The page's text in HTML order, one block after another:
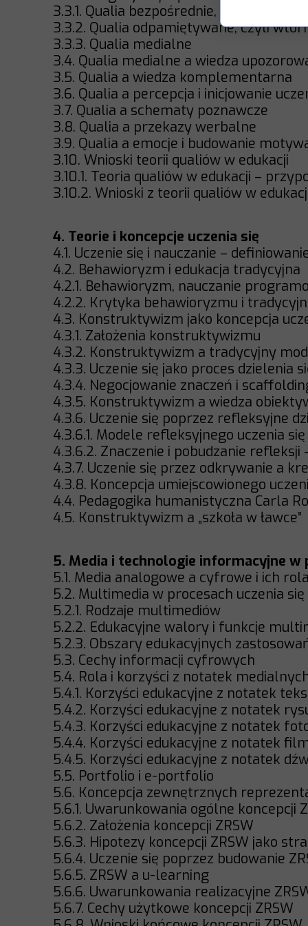
3.3.1. Qualia bezpośrednie,
3.3.2. Qualia odpamiętywane, czyli
3.3.3. Qualia medialne
3.4. Qualia medialne a wiedza
3.5. Qualia a wiedza komplementarna
3.6. Qualia a percepcja i inicjowanie
3.7. Qualia a schematy poznawcze
3.8. Qualia a przekazy werbalne
3.9. Qualia a emocje i budowanie
3.10. Wnioski teorii qualiów w edukacji
3.10.1. Teoria qualiów w edukacji –
3.10.2. Wnioski z teorii qualiów w
4. Teorie i koncepcje uczenia się
4.1. Uczenie się i nauczanie –
4.2. Behawioryzm i edukacja tradycyjna
4.2.1. Behawioryzm, nauczanie
4.2.2. Krytyka behawioryzmu i
4.3. Konstruktywizm jako koncepcja
4.3.1. Założenia konstruktywizmu
4.3.2. Konstruktywizm a tradycyjny
4.3.3. Uczenie się jako proces dzielenia
4.3.4. Negocjowanie znaczeń i
4.3.5. Konstruktywizm a wiedza
4.3.6. Uczenie się poprzez refleksyjne
4.3.6.1. Modele refleksyjnego uczenia się
4.3.6.2. Znaczenie i pobudzanie
4.3.7. Uczenie się przez odkrywanie a
4.3.8. Koncepcja umiejscowionego
4.4. Pedagogika humanistyczna Carla
4.5. Konstruktywizm a „szkoła w ławce”
5. Media i technologie informacyjne w
5.1. Media analogowe a cyfrowe i ich
5.2. Multimedia w procesach uczenia się
5.2.1. Rodzaje multimediów
5.2.2. Edukacyjne walory i funkcje
5.2.3. Obszary edukacyjnych
5.3. Cechy informacji cyfrowych
5.4. Rola i korzyści z notatek
5.4.1. Korzyści edukacyjne z notatek
5.4.2. Korzyści edukacyjne z notatek
5.4.3. Korzyści edukacyjne z notatek
5.4.4. Korzyści edukacyjne z notatek
5.4.5. Korzyści edukacyjne z notatek
5.5. Portfolio i e-portfolio
5.6. Koncepcja zewnętrznych
5.6.1. Uwarunkowania ogólne koncepcji
5.6.2. Założenia koncepcji ZRSW
5.6.3. Hipotezy koncepcji ZRSW jako
5.6.4. Uczenie się poprzez budowanie
5.6.5. ZRSW a u-learning
5.6.6. Uwarunkowania realizacyjne
5.6.7. Cechy użytkowe koncepcji ZRSW